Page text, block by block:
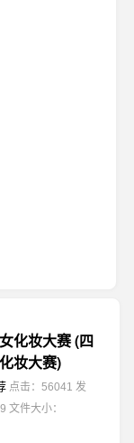
化妆大赛 (四
妆大赛)
点击：56041 发
文件大小：